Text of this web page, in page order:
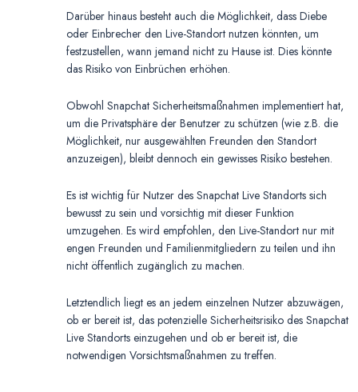
Darüber hinaus besteht auch die Möglichkeit, dass Diebe
oder Einbrecher den Live-Standort nutzen könnten, um
festzustellen, wann jemand nicht zu Hause ist. Dies könnte
das Risiko von Einbrüchen erhöhen.
Obwohl Snapchat Sicherheitsmaßnahmen implementiert hat,
um die Privatsphäre der Benutzer zu schützen (wie z.B. die
Möglichkeit, nur ausgewählten Freunden den Standort
anzuzeigen), bleibt dennoch ein gewisses Risiko bestehen.
Es ist wichtig für Nutzer des Snapchat Live Standorts sich
bewusst zu sein und vorsichtig mit dieser Funktion
umzugehen. Es wird empfohlen, den Live-Standort nur mit
engen Freunden und Familienmitgliedern zu teilen und ihn
nicht öffentlich zugänglich zu machen.
Letztendlich liegt es an jedem einzelnen Nutzer abzuwägen,
ob er bereit ist, das potenzielle Sicherheitsrisiko des Snapchat
Live Standorts einzugehen und ob er bereit ist, die
notwendigen Vorsichtsmaßnahmen zu treffen.